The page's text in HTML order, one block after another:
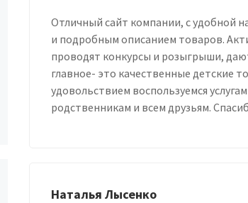
Отличный сайт компании, с удобной
и подробным описанием товаров.
проводят конкурсы и розыгрыши,
главное- это качественные детские
удовольствием воспользуемся
родственникам и всем друзьям.
Наталья Лысенко